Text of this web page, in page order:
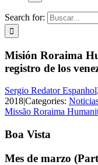
Search for:
Misión Roraima
registro de los
Sergio Redator Espanhol
2018|Categories:
Missão Roraima
Boa Vista
Mes de marzo